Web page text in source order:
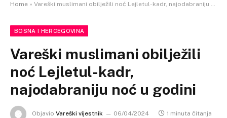
Home » Vareški muslimani obilježili noć Lejletul-kadr, najodabraniju noć u godini
BOSNA I HERCEGOVINA
Vareški muslimani obilježili
noć Lejletul-kadr,
najodabraniju noć u godini
Objavio Vareški vijestnik 06/04/2024 1 minuta čitanja